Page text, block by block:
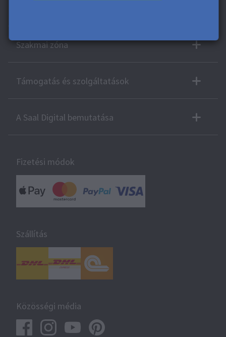
Szakmai zóna
Támogatás és szolgáltatások
A Saal Digital bemutatása
Fizetési módok
Szállítás
Közösségi média